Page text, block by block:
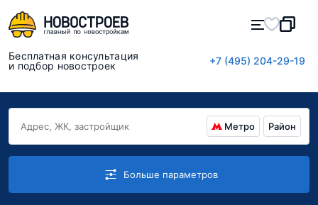
Бесплатная консультация
и подбор новостроек
+7 (495) 204-29-19
Метро Район
Больше параметров